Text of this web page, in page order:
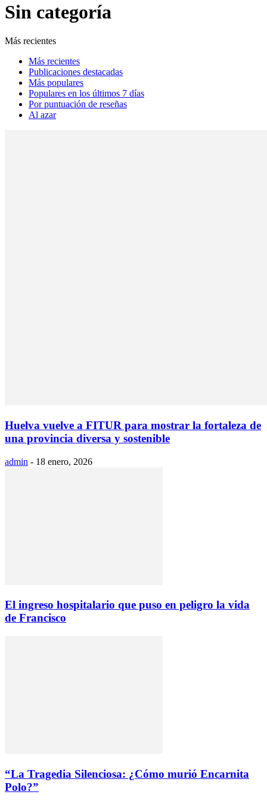
Sin categoría
Más recientes
Más recientes
Publicaciones destacadas
Más populares
Populares en los últimos 7 días
Por puntuación de reseñas
Al azar
Huelva vuelve a FITUR para mostrar la fortaleza de
una provincia diversa y sostenible
admin - 18 enero, 2026
El ingreso hospitalario que puso en peligro la vida
de Francisco
“La Tragedia Silenciosa: ¿Cómo murió Encarnita
Polo?”